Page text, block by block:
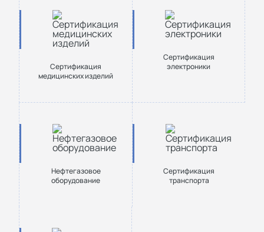
Сертификация
медицинских изделий
Сертификация
электроники
Нефтегазовое
оборудование
Сертификация
транспорта